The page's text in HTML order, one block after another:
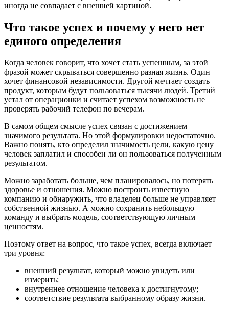
иногда не совпадает с внешней картиной.
Что такое успех и почему у него нет
единого определения
Когда человек говорит, что хочет стать успешным, за этой
фразой может скрываться совершенно разная жизнь. Один
хочет финансовой независимости. Другой мечтает создать
продукт, которым будут пользоваться тысячи людей. Третий
устал от операционки и считает успехом возможность не
проверять рабочий телефон по вечерам.
В самом общем смысле успех связан с достижением
значимого результата. Но этой формулировки недостаточно.
Важно понять, кто определил значимость цели, какую цену
человек заплатил и способен ли он пользоваться полученным
результатом.
Можно заработать больше, чем планировалось, но потерять
здоровье и отношения. Можно построить известную
компанию и обнаружить, что владелец больше не управляет
собственной жизнью. А можно сохранить небольшую
команду и выбрать модель, соответствующую личным
ценностям.
Поэтому ответ на вопрос, что такое успех, всегда включает
три уровня:
внешний результат, который можно увидеть или
измерить;
внутреннее отношение человека к достигнутому;
соответствие результата выбранному образу жизни.